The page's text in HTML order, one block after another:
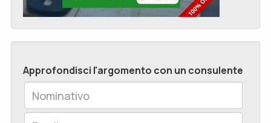
Approfondisci l'argomento con un consulente